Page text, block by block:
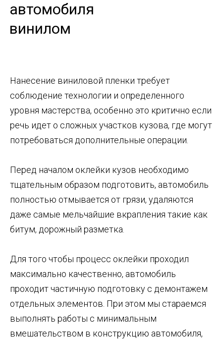
автомобиля
винилом
Нанесение виниловой пленки требует
соблюдение технологии и определенного
уровня мастерства, особенно это критично если
речь идет о сложных участков кузова, где могут
потребоваться дополнительные операции.
Перед началом оклейки кузов необходимо
тщательным образом подготовить, автомобиль
полностью отмывается от грязи, удаляются
даже самые мельчайшие вкрапления такие как
битум, дорожный разметка.
Для того чтобы процесс оклейки проходил
максимально качественно, автомобиль
проходит частичную подготовку с демонтажем
отдельных элементов. При этом мы стараемся
выполнять работы с минимальным
вмешательством в конструкцию автомобиля,